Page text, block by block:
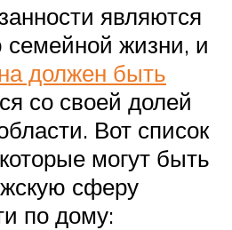
являются
жизни, и
должен быть
со своей долей
Вот список
могут быть
сферу
по дому: